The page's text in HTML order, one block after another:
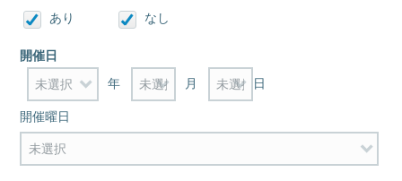
あり
なし
開催日
年
月 日
開催曜日